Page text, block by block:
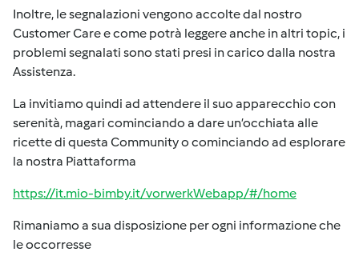
Inoltre, le segnalazioni vengono accolte dal nostro
Customer Care e come potrà leggere anche in altri topic, i
problemi segnalati sono stati presi in carico dalla nostra
Assistenza.
La invitiamo quindi ad attendere il suo apparecchio con
serenità, magari cominciando a dare un’occhiata alle
ricette di questa Community o cominciando ad esplorare
la nostra Piattaforma
https://it.mio-bimby.it/vorwerkWebapp/#/home
Rimaniamo a sua disposizione per ogni informazione che
le occorresse